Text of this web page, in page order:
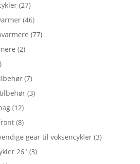
(27)
(46)
(77)
(2)
(7)
(3)
(12)
(8)
gear til voksencykler (3)
26" (3)